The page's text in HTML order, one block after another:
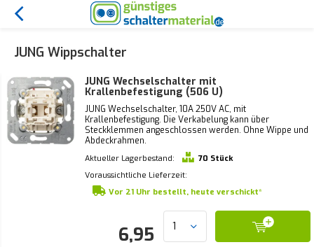
JUNG Wippschalter
JUNG Wechselschalter mit
Krallenbefestigung (506 U)
JUNG Wechselschalter, 10A 250V AC, mit
Krallenbefestigung. Die Verkabelung kann über
Steckklemmen angeschlossen werden. Ohne Wippe und
Abdeckrahmen.
Aktueller Lagerbestand:
70 Stück
Voraussichtliche Lieferzeit:
Vor 21 Uhr bestellt, heute verschickt*
6,95